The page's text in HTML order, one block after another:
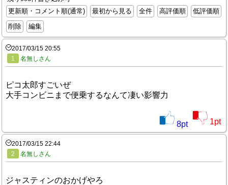
更新順・コメント順(通常)
最初から見る 全件 高評価順
低評価順
削除
編集
2017/03/15 20:55
1
名無しさん
ピコ太郎すごいぜ
大手コンビニまで便乗するなんて凄い影響力
8pt 1pt
2017/03/15 22:44
2
名無しさん
ジャスティンのおかげやろ